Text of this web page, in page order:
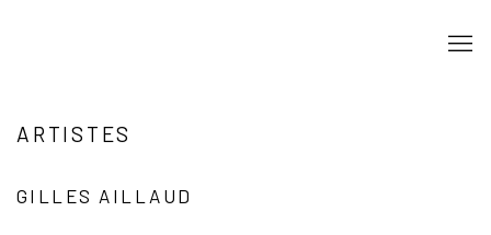
ARTISTES
GILLES AILLAUD